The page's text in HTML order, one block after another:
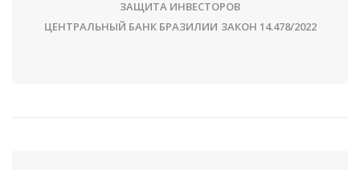
ЗАЩИТА ИНВЕСТОРОВ
ЦЕНТРАЛЬНЫЙ БАНК БРАЗИЛИИ ЗАКОН 14.478/2022